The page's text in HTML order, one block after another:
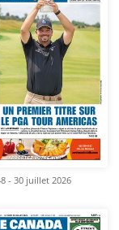
- 30 juillet 2026